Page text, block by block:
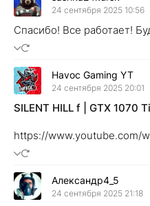
24 сентября 2025 10:56
Спасибо! Все работает!
Havoc Gaming YT
24 сентября 2025 20:01
SILENT HILL f | GTX 1070
https://www.youtube.com/
Александр4_5
24 сентября 2025 21:18